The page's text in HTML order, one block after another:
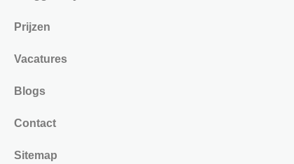
Prijzen
Vacatures
Blogs
Contact
Sitemap